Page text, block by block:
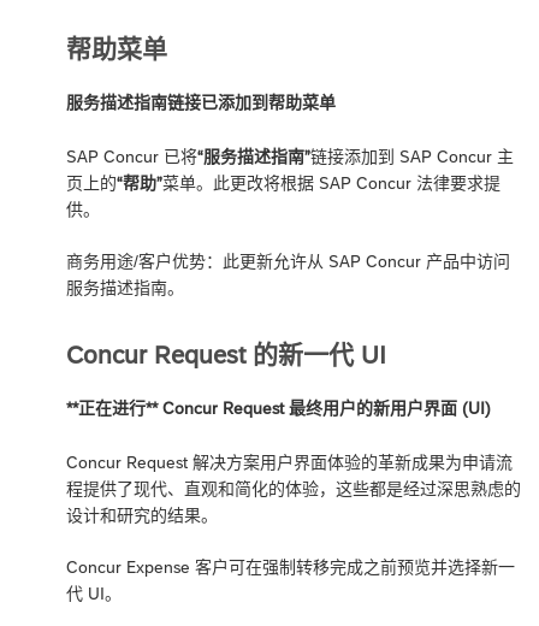
帮助菜单
服务描述指南链接已添加到帮助菜单
SAP Concur 已将“服务描述指南”链接添加到 SAP Concur 主
页上的“帮助”菜单。此更改将根据 SAP Concur 法律要求提
供。
商务用途/客户优势：此更新允许从 SAP Concur 产品中访问
服务描述指南。
Concur Request 的新一代 UI
**正在进行** Concur Request 最终用户的新用户界面 (UI)
Concur Request 解决方案用户界面体验的革新成果为申请流
程提供了现代、直观和简化的体验，这些都是经过深思熟虑的
设计和研究的结果。
Concur Expense 客户可在强制转移完成之前预览并选择新一
代 UI。